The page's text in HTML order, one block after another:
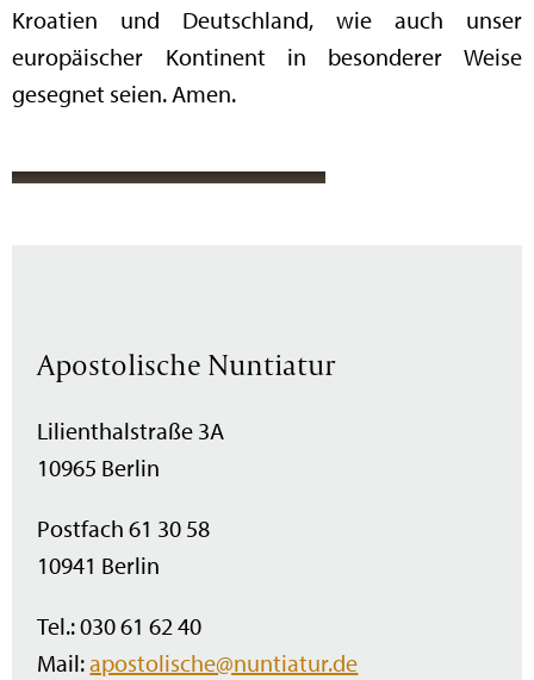
Kroatien und Deutschland, wie auch unser
europäischer Kontinent in besonderer Weise
gesegnet seien. Amen.
Apostolische Nuntiatur
Lilienthalstraße 3A
10965 Berlin
Postfach 61 30 58
10941 Berlin
Tel.: 030 61 62 40
Mail:apostolische@nuntiatur.de